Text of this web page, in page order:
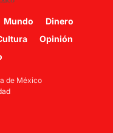
Mundo
Dinero
Opinión
de México